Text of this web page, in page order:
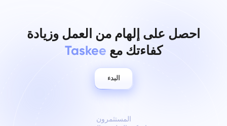
احصل على إلهام من العمل وزيادة
كفاءتك مع Taskee
البدء
المستثمرون